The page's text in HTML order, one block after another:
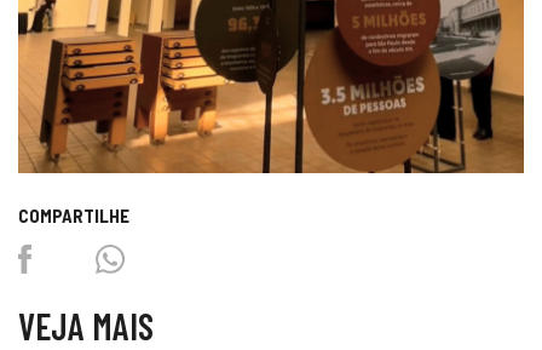
COMPARTILHE
FacebookTwitterWhatsapp
VEJA MAIS